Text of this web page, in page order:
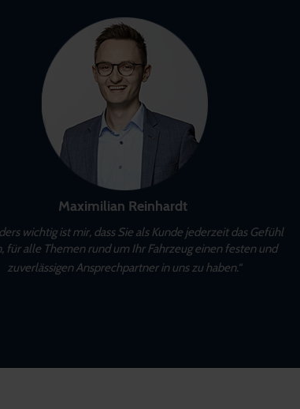
Maximilian Reinhardt
wichtig ist mir, dass Sie als Kunde jederzeit das Gefühl
für alle Themen rund um Ihr Fahrzeug einen festen und
zuverlässigen Ansprechpartner in uns zu haben.“